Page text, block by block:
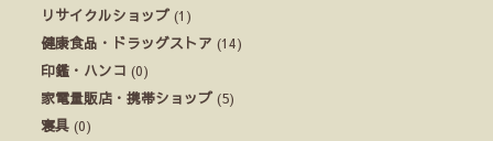
リサイクルショップ (1)
健康食品・ドラッグストア (14)
印鑑・ハンコ (0)
家電量販店・携帯ショップ (5)
寝具 (0)